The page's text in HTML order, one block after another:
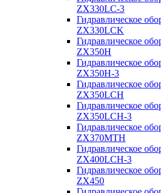
ZX330LC-3
Гидравлическое
ZX330LCK
Гидравлическое
ZX350H
Гидравлическое
ZX350H-3
Гидравлическое
ZX350LCH
Гидравлическое
ZX350LCH-3
Гидравлическое
ZX370MTH
Гидравлическое
ZX400LCH-3
Гидравлическое
ZX450